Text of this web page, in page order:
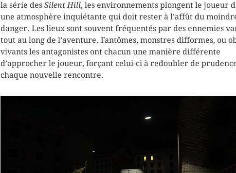
la série des Silent Hill, les environnements plongent le joueur
une atmosphère inquiétante qui doit rester à l’affût du
danger. Les lieux sont souvent fréquentés par des ennemies
tout au long de l’aventure. Fantômes, monstres difformes, ou
vivants les antagonistes ont chacun une manière différente
d’approcher le joueur, forçant celui-ci à redoubler de
chaque nouvelle rencontre.